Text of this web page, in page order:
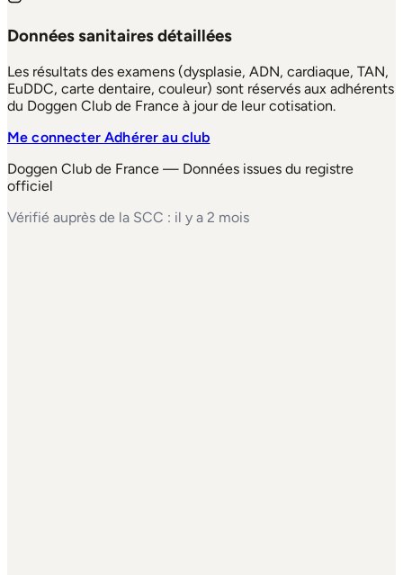
Données sanitaires détaillées
Les résultats des examens (dysplasie, ADN, cardiaque, TAN,
EuDDC, carte dentaire, couleur) sont réservés aux adhérents
du Doggen Club de France à jour de leur cotisation.
Me connecterAdhérer au club
Doggen Club de France — Données issues du registre
officiel
Vérifié auprès de la SCC : il y a 2 mois